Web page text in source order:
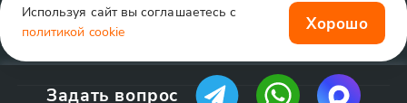
Задать вопрос
Используя сайт вы соглашаетесь с
политикой cookie
Хорошо